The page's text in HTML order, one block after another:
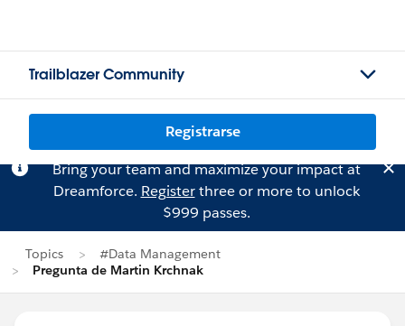
Trailblazer Community
Registrarse
Bring your team and maximize your impact at
Dreamforce. Registerthree or more to unlock
$999 passes.
Topics
#Data Management
Pregunta de Martin Krchnak